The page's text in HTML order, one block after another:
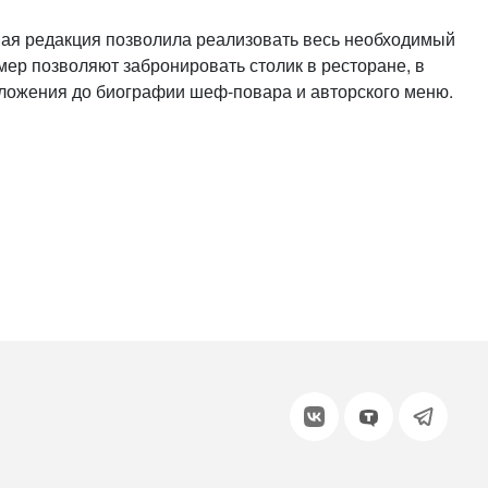
редакция позволила реализовать весь необходимый
позволяют забронировать столик в ресторане, в
до биографии шеф-повара и авторского меню.